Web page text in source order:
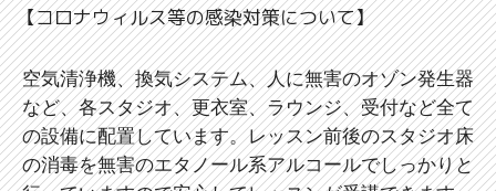
【コロナウィルス等の感染対策について】
空気清浄機、換気システム、人に無害のオゾン発生器
など、各スタジオ、更衣室、ラウンジ、受付など全て
の設備に配置しています。レッスン前後のスタジオ床
の消毒を無害のエタノール系アルコールでしっかりと